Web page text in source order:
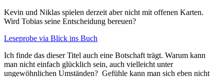
Kevin und Niklas spielen derzeit aber nicht mit offenen Karten.
Wird Tobias seine Entscheidung bereuen?
Leseprobe via Blick ins Buch
Ich finde das dieser Titel auch eine Botschaft trägt. Warum kann
man nicht einfach glücklich sein, auch vielleicht unter
ungewöhnlichen Umständen? Gefühle kann man sich eben nicht